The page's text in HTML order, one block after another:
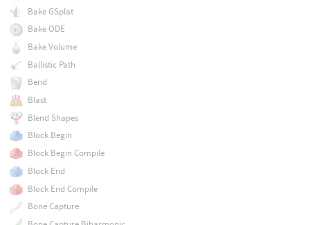
Bake GSplat
Bake ODE
Bake Volume
Ballistic Path
Bend
Blast
Blend Shapes
Block Begin
Block Begin Compile
Block End
Block End Compile
Bone Capture